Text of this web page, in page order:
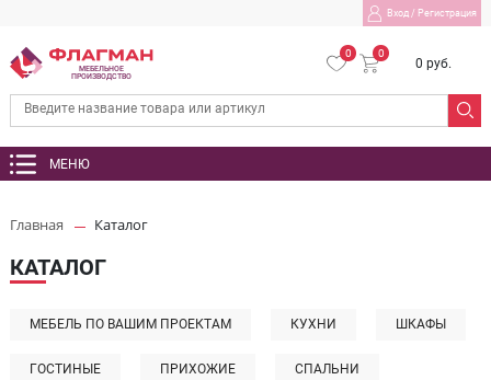
Вход/ Регистрация
МЕБЕЛЬНОЕ
ПРОИЗВОДСТВО
0 0
0 руб.
МЕНЮ
Главная Каталог
КАТАЛОГ
МЕБЕЛЬ ПО ВАШИМ ПРОЕКТАМ КУХНИ ШКАФЫ
ГОСТИНЫЕ ПРИХОЖИЕ СПАЛЬНИ